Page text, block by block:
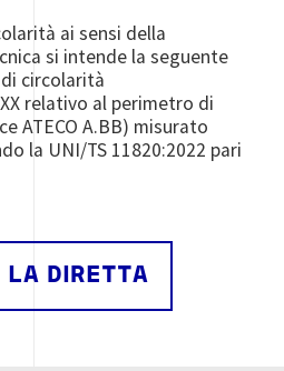
ai sensi della
si intende la seguente
circolarità
relativo al perimetro di
ATECO A.BB) misurato
la UNI/TS 11820:2022 pari
LA DIRETTA